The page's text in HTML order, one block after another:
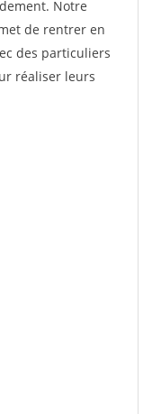
Notre
de rentrer en
des particuliers
réaliser leurs